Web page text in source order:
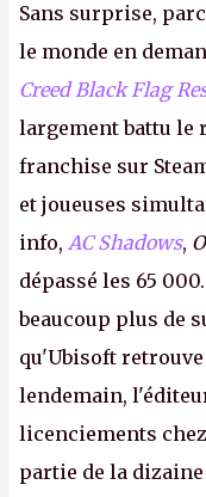
Sans surprise,
le monde en
Creed Black Flag
largement battu le
franchise sur
et joueuses
info, AC Shadows,
dépassé les 65
beaucoup plus de
qu'Ubisoft
lendemain,
licenciements
partie de la